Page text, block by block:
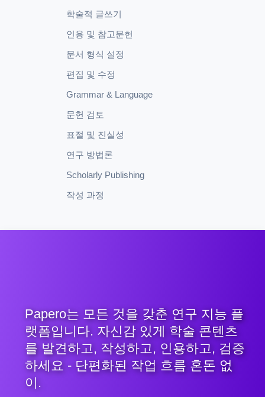
학술적 글쓰기
인용 및 참고문헌
문서 형식 설정
편집 및 수정
Grammar & Language
문헌 검토
표절 및 진실성
연구 방법론
Scholarly Publishing
작성 과정
Papero는 모든 것을 갖춘 연구 지능 플
랫폼입니다. 자신감 있게 학술 콘텐츠
를 발견하고, 작성하고, 인용하고, 검증
하세요 - 단편화된 작업 흐름 혼돈 없
이.